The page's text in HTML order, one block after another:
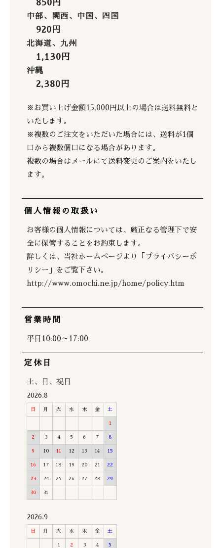
850円
中部、関西、中国、四国
920円
北海道、九州
1,130円
沖縄
2,380円
※お買い上げ金額15,000円以上の場合は送料無料と
いたします。
※複数のご注文をいただいた場合には、送料が1個
口から複数個口になる場合があります。
複数の場合はメールにて送料変更のご案内をいたし
ます。
個人情報の取扱い
お客様の個人情報については、厳正なる管理下で安
全に保管することをお約束します。
詳しくは、当社ホームページより「プライバシーポ
リシー」をご覧下さい。
http://www.omochi.ne.jp/home/policy.htm
営業時間
平日10:00～17:00
定休日
土、日、祝日
2026.8
日 月 火 水 木 金 土
1
2 3 4 5 6 7 8
9 10 11 12 13 14 15
16 17 18 19 20 21 22
23 24 25 26 27 28 29
30 31
2026.9
日 月 火 水 木 金 土
1 2 3 4 5